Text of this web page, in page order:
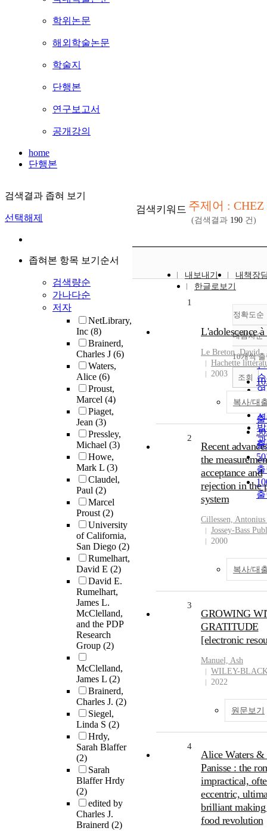
학위논문
해외학술논문
학술지
단행본
연구보고서
공개강의
home
단행본
검색결과 좁혀 보기
선택해제
좁혀본 항목 보기순서
검색량순
가나다순
저자
NetLibrary,
Inc (8)
Brainerd,
Charles J (6)
Waters,
Alice (6)
Proust,
Marcel (4)
Piaget,
Jean (3)
Pressley,
Michael (3)
Howe,
Mark L (3)
Claudel,
Paul (2)
Marcel
Proust(2)
University
of California,
San Diego (2)
Rumelhart,
David E (2)
David E.
Rumelhart,
James L.
McClelland,
and the PDP
Research
Group (2)
McClelland,
James L (2)
Brainerd,
Charles J. (2)
Siegel,
Linda S (2)
Hrdy,
Sarah Blaffer
(2)
Sarah
Blaffer Hrdy
(2)
edited by
Charles J.
Brainerd (2)
검색키워드 주제어 : CHEZ
(검색결과 190 건)
내보내기
내책장
한글로보기
정확도순
순
순
내림차순
10개씩
조회
1
L'adolescence
Le Breton, David
Hachette
2003
복사/대
2
Recent
the
acceptance and
rejection in the
system
Cillessen,
Jossey-Bass
2000
복사/대
3
GROWING
GRATITUDE
[electronic
Manuel, Ash
WILEY-
2022
원문보기
4
Alice Waters &
Panisse : the
impractical,
eccentric,
brilliant making
food revolution